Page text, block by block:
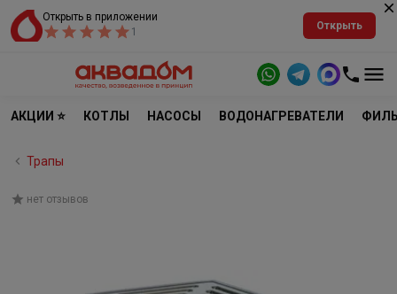
Открыть в приложении
1
Открыть
АКЦИИ ⭐ КОТЛЫ НАСОСЫ ВОДОНАГРЕВАТЕЛИ
Трапы
нет отзывов